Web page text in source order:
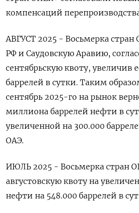
компенсаций
АВГУСТ 2025 - Восьмерка
РФ и Саудовскую Аравию,
сентябрьскую квоту, увеличив
баррелей в сутки. Таким
сентябрь 2025-го на рынок
миллиона баррелей нефти в
увеличенной на 300.000
ОАЭ.
ИЮЛЬ 2025 - Восьмерка стран
августовскую квоту на
нефти на 548.000 баррелей в